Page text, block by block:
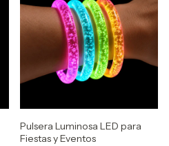
Pulsera Luminosa LED para
Fiestas y Eventos